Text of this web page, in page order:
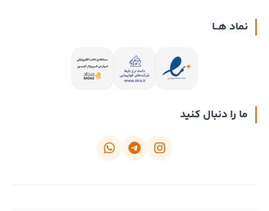
نماد هــا
ما را دنبال کنید